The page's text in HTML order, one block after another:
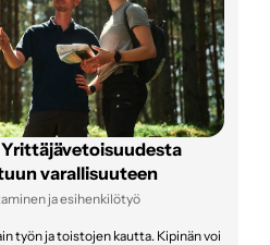
varallisuuteen
ja esihenkilötyö
työn ja toistojen kautta. Kipinän voi